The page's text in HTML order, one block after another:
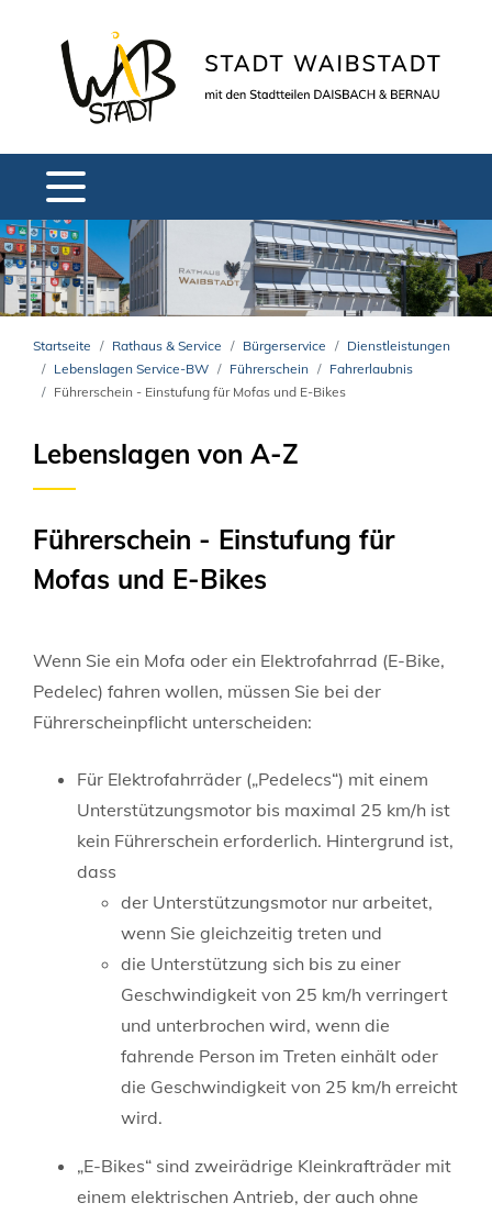
Startseite Rathaus & Service Bürgerservice
Dienstleistungen
Lebenslagen Service-BW
Führerschein
Fahrerlaubnis
Führerschein - Einstufung für Mofas und E-Bikes
Lebenslagen von A-Z
Führerschein - Einstufung für
Mofas und E-Bikes
Wenn Sie ein Mofa oder ein Elektrofahrrad (E-Bike,
Pedelec) fahren wollen, müssen Sie bei der
Führerscheinpflicht unterscheiden:
Für Elektrofahrräder („Pedelecs“) mit einem
Unterstützungsmotor bis maximal 25 km/h ist
kein Führerschein erforderlich. Hintergrund ist,
dass
der Unterstützungsmotor nur arbeitet,
wenn Sie gleichzeitig treten und
die Unterstützung sich bis zu einer
Geschwindigkeit von 25 km/h verringert
und unterbrochen wird, wenn die
fahrende Person im Treten einhält oder
die Geschwindigkeit von 25 km/h erreicht
wird.
„E-Bikes“ sind zweirädrige Kleinkrafträder mit
einem elektrischen Antrieb, der auch ohne